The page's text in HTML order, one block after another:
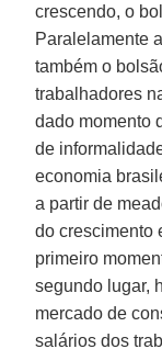
crescendo, o
Paralelamente
também o
trabalhadores
dado momento
de
economia
a partir de
do crescimento
primeiro
segundo lugar,
mercado de
salários dos